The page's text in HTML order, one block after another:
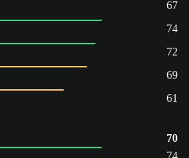
67
74
72
69
61
70
74